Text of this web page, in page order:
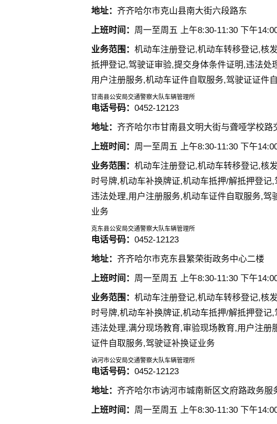
地址： 齐齐哈尔市克山县南大街六段路东
上班时间： 周一至周五 上午8:30-11:30 下午
业务范围： 机动车注册登记,机动车转移登记,核
抵押登记,驾驶证审验,提交身体条件证明,违法处
用户注册服务,机动车证件自取服务,驾驶证证件
甘南县公安局交通警察大队车辆管理所
电话号码： 0452-12123
地址： 齐齐哈尔市甘南县文明大街与聋哑学校路
上班时间： 周一至周五 上午8:30-11:30 下午
业务范围： 机动车注册登记,机动车转移登记,核
时号牌,机动车补换牌证,机动车抵押/解抵押登记
违法处理,用户注册服务,机动车证件自取服务,驾
业务
克东县公安局交通警察大队车辆管理所
电话号码： 0452-12123
地址： 齐齐哈尔市克东县繁荣街政务中心二楼
上班时间： 周一至周五 上午8:30-11:30 下午
业务范围： 机动车注册登记,机动车转移登记,核
时号牌,机动车补换牌证,机动车抵押/解抵押登记
违法处理,满分现场教育,审验现场教育,用户注册
证件自取服务,驾驶证补换证业务
讷河市公安局交通警察大队车辆管理所
电话号码： 0452-12123
地址： 齐齐哈尔市讷河市城南新区文府路政务服
上班时间： 周一至周五 上午8:30-11:30 下午